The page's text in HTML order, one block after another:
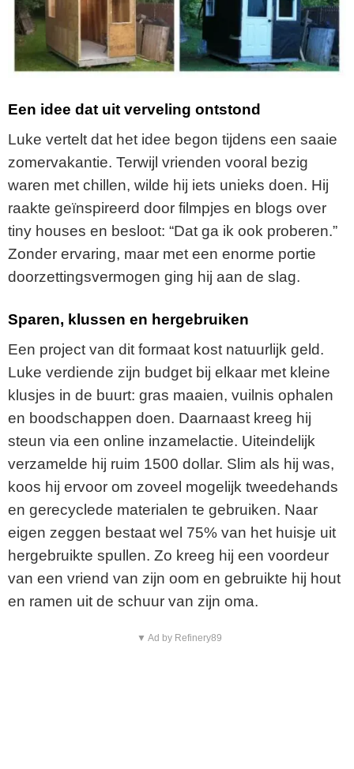
Een idee dat uit verveling ontstond
Luke vertelt dat het idee begon tijdens een saaie
zomervakantie. Terwijl vrienden vooral bezig
waren met chillen, wilde hij iets unieks doen. Hij
raakte geïnspireerd door filmpjes en blogs over
tiny houses en besloot: “Dat ga ik ook proberen.”
Zonder ervaring, maar met een enorme portie
doorzettingsvermogen ging hij aan de slag.
Sparen, klussen en hergebruiken
Een project van dit formaat kost natuurlijk geld.
Luke verdiende zijn budget bij elkaar met kleine
klusjes in de buurt: gras maaien, vuilnis ophalen
en boodschappen doen. Daarnaast kreeg hij
steun via een online inzamelactie. Uiteindelijk
verzamelde hij ruim 1500 dollar. Slim als hij was,
koos hij ervoor om zoveel mogelijk tweedehands
en gerecyclede materialen te gebruiken. Naar
eigen zeggen bestaat wel 75% van het huisje uit
hergebruikte spullen. Zo kreeg hij een voordeur
van een vriend van zijn oom en gebruikte hij hout
en ramen uit de schuur van zijn oma.
▼ Ad by Refinery89